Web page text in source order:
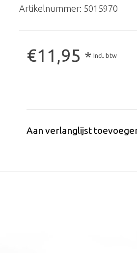
Artikelnummer: 5015970
€11,95 * Incl. btw
Aan verlanglijst